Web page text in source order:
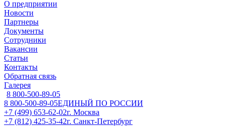
О предприятии
Новости
Партнеры
Документы
Сотрудники
Вакансии
Статьи
Контакты
Обратная связь
Галерея
8 800-500-89-05
8 800-500-89-05ЕДИНЫЙ ПО РОССИИ
+7 (499) 653-62-02г. Москва
+7 (812) 425-35-42г. Санкт-Петербург